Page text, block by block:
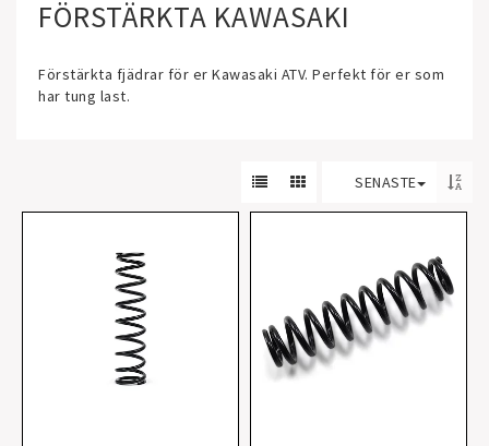
FÖRSTÄRKTA KAWASAKI
Förstärkta fjädrar för er Kawasaki ATV. Perfekt för er som
har tung last.
SENASTE